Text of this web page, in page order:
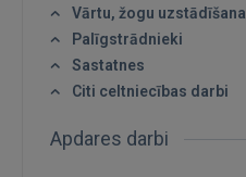
Vārtu, žogu uzstādīšana
Palīgstrādnieki
Sastatnes
Citi celtniecības darbi
Apdares darbi